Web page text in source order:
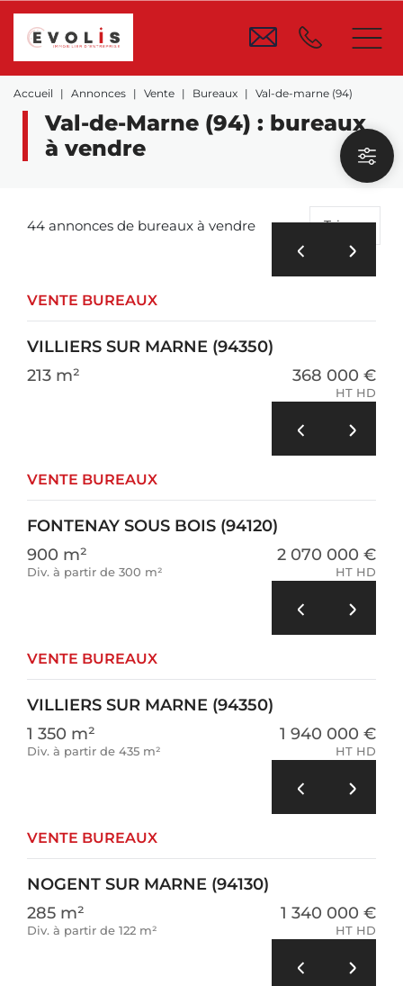
Accueil Annonces Vente Bureaux Val-de-marne (94)
Val-de-Marne (94) : bureaux
à vendre
44 annonces de bureaux à vendre Trier
VENTE BUREAUX
VILLIERS SUR MARNE (94350)
213 m²
368 000 €
HT HD
VENTE BUREAUX
FONTENAY SOUS BOIS (94120)
900 m²
Div. à partir de 300 m²
2 070 000 €
HT HD
VENTE BUREAUX
VILLIERS SUR MARNE (94350)
1 350 m²
Div. à partir de 435 m²
1 940 000 €
HT HD
VENTE BUREAUX
NOGENT SUR MARNE (94130)
285 m²
Div. à partir de 122 m²
1 340 000 €
HT HD